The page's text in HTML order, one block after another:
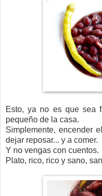
Esto, ya no es que sea
pequeño de la casa.
Simplemente, encender
dejar reposar... y a comer.
Y no vengas con cuentos.
Plato, rico, rico y sano,